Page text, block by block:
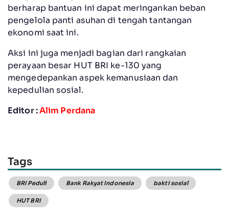
berharap bantuan ini dapat meringankan beban
pengelola panti asuhan di tengah tantangan
ekonomi saat ini.
Aksi ini juga menjadi bagian dari rangkaian
perayaan besar HUT BRI ke-130 yang
mengedepankan aspek kemanusiaan dan
kepedulian sosial.
Editor :Alim Perdana
Tags
BRI Peduli Bank Rakyat Indonesia bakti sosial
HUT BRI